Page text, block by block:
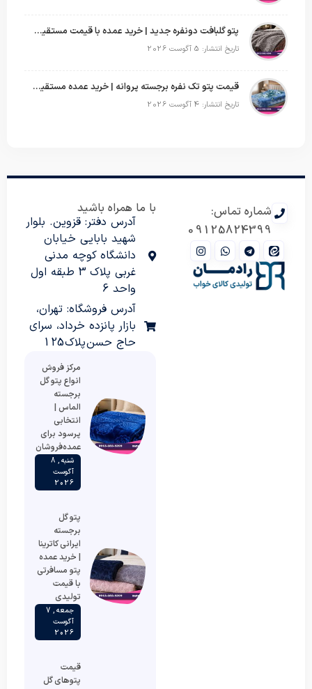
پتو گلبافت دونفره جدید | خرید عمده با قیمت مستقیم و طرح‌های پرفروش بازار
تاریخ انتشار: 5 آگوست 2026
قیمت پتو تک نفره برجسته پروانه | خرید عمده مستقیم با بهترین قیمت بازار
تاریخ انتشار: 4 آگوست 2026
شماره تماس:
09125824399
با ما همراه باشید
آدرس دفتر: قزوین. بلوار
شهید بابایی خیابان
دانشگاه کوچه مدنی
غربی پلاک 3 طبقه اول
واحد 6
آدرس فروشگاه: تهران،
بازار پانزده خرداد، سرای
حاج حسن پلاک 125
مرکز فروش
انواع پتو گل
برجسته
الماس |
انتخابی
پرسود برای
عمده‌فروشان
شنبه , 8
آگوست
2026
پتو گل
برجسته
ایرانی کاترینا
| خرید عمده
پتو مسافرتی
با قیمت
تولیدی
جمعه , 7
آگوست
2026
قیمت
پتوهای گل